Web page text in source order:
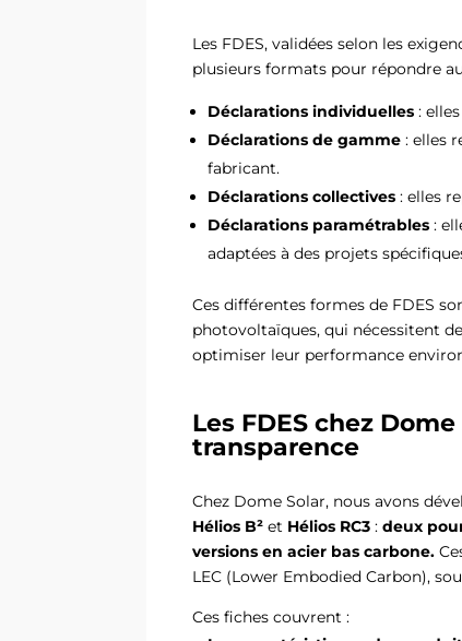
Les FDES, validées selon les
plusieurs formats pour répondre
Déclarations individuelles :
Déclarations de gamme : elles
fabricant.
Déclarations collectives : elles
Déclarations paramétrables :
adaptées à des projets
Ces différentes formes de FDES
photovoltaïques, qui nécessitent
optimiser leur performance
Les FDES chez
transparence
Chez Dome Solar, nous avons
Hélios B²et Hélios RC3 :deux
versions en acier bas carbone.
LEC (Lower Embodied Carbon),
Ces fiches couvrent :